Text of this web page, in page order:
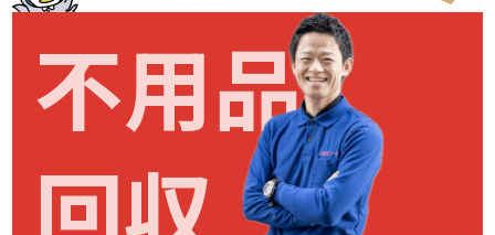
不用品
回収